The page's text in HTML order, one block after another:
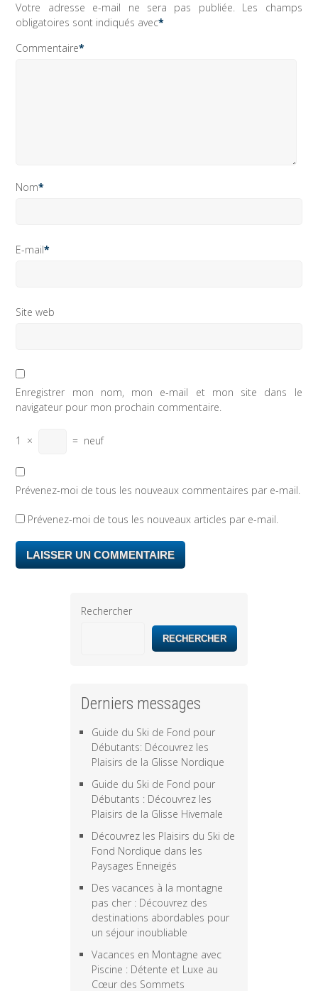
Votre adresse e-mail ne sera pas publiée. Les champs
obligatoires sont indiqués avec*
Commentaire*
Nom*
E-mail*
Site web
Enregistrer mon nom, mon e-mail et mon site dans le
navigateur pour mon prochain commentaire.
1 × = neuf
Prévenez-moi de tous les nouveaux commentaires par e-mail.
Prévenez-moi de tous les nouveaux articles par e-mail.
Rechercher
RECHERCHER
Derniers messages
Guide du Ski de Fond pour
Débutants: Découvrez les
Plaisirs de la Glisse Nordique
Guide du Ski de Fond pour
Débutants : Découvrez les
Plaisirs de la Glisse Hivernale
Découvrez les Plaisirs du Ski de
Fond Nordique dans les
Paysages Enneigés
Des vacances à la montagne
pas cher : Découvrez des
destinations abordables pour
un séjour inoubliable
Vacances en Montagne avec
Piscine : Détente et Luxe au
Cœur des Sommets